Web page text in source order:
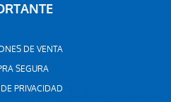
DE VENTA
SEGURA
PRIVACIDAD